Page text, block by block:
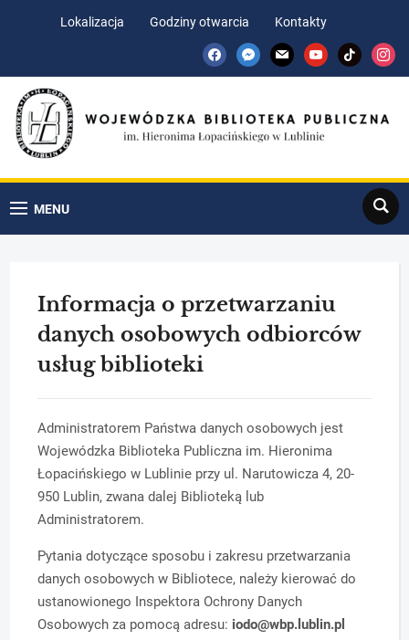
Lokalizacja Godziny otwarcia
Kontakty
facebookmessenger
mail youtubetiktok
MENU
Search
Informacja o przetwarzaniu
danych osobowych odbiorców
usług biblioteki
Administratorem Państwa danych osobowych jest
Wojewódzka Biblioteka Publiczna im. Hieronima
Łopacińskiego w Lublinie przy ul. Narutowicza 4, 20-
950 Lublin, zwana dalej Biblioteką lub
Administratorem.
Pytania dotyczące sposobu i zakresu przetwarzania
danych osobowych w Bibliotece, należy kierować do
ustanowionego Inspektora Ochrony Danych
Osobowych za pomocą adresu: iodo@wbp.lublin.pl